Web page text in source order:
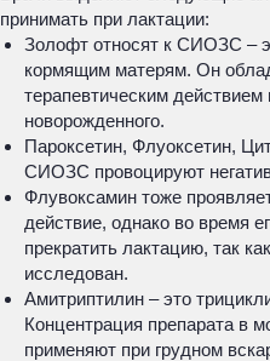
принимать при лактации:
Золофт относят к СИОЗС –
кормящим матерям. Он
терапевтическим действием
новорожденного.
Пароксетин, Флуоксетин,
СИОЗС провоцируют
Флувоксамин тоже
действие, однако во время
прекратить лактацию, так
исследован.
Амитриптилин – это
Концентрация препарата в
применяют при грудном